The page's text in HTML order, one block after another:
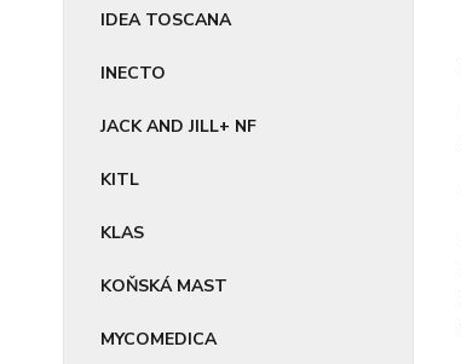
IDEA TOSCANA
INECTO
JACK AND JILL+ NF
KITL
KLAS
KOŇSKÁ MAST
MYCOMEDICA